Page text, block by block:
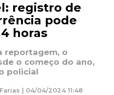
registro de
pode
horas
reportagem, o
o começo do ano,
policial
| 04/04/2024 11:48